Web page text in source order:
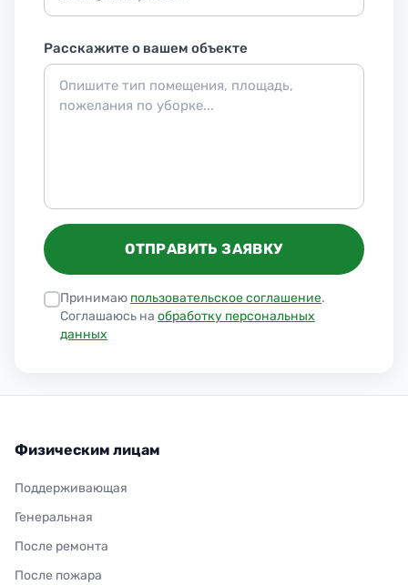
Расскажите о вашем объекте
ОТПРАВИТЬ ЗАЯВКУ
Принимаю пользовательское соглашение.
Соглашаюсь на обработку персональных
данных
Физическим лицам
Поддерживающая
Генеральная
После ремонта
После пожара